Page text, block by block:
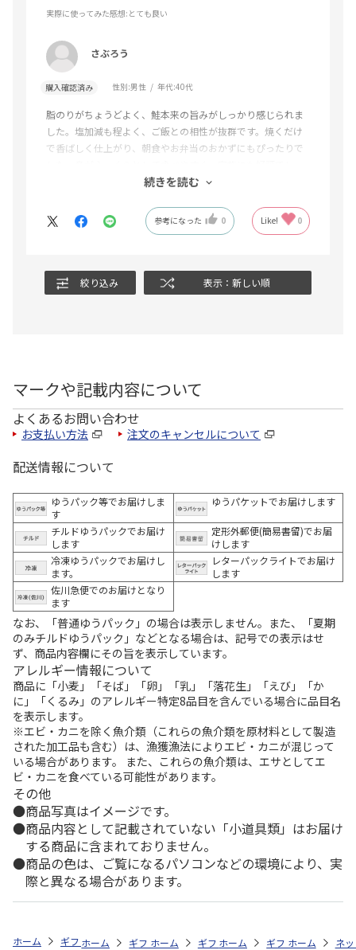
実際に使ってみた感想:とても良い
さぶろう
購入確認済み 性別:男性 年代:40代
脂のりがちょうどよく、鮭本来の旨みがしっかり感じられま
した。塩加減も程よく、ご飯との相性が抜群です。焼くだけ
で香ばしく仕上がり、朝食やお弁当のおかずにもぴったりで
た。また購入したいと思える満足度の高い商品です。
続きを読む
参考になった 0 Like! 0
絞り込み 表示：新しい順
マークや記載内容について
よくあるお問い合わせ
お支払い方法 注文のキャンセルについて
配送情報について
ゆうパック等でお届けしま
す
ゆうパケットでお届けします
チルドゆうパックでお届け
します
定形外郵便(簡易書留)でお届
けします
冷凍ゆうパックでお届けし
ます。
レターパックライトでお届け
します
佐川急便でのお届けとなり
ます
なお、「普通ゆうパック」の場合は表示しません。また、「夏期
のみチルドゆうパック」などとなる場合は、記号での表示はせ
ず、商品内容欄にその旨を表示しています。
アレルギー情報について
商品に「小麦」「そば」「卵」「乳」「落花生」「えび」「か
に」「くるみ」のアレルギー特定8品目を含んでいる場合に品目名
を表示します。
※エビ・カニを除く魚介類（これらの魚介類を原材料として製造
された加工品も含む）は、漁獲漁法によりエビ・カニが混じって
いる場合があります。 また、これらの魚介類は、エサとしてエ
ビ・カニを食べている可能性があります。
その他
商品写真はイメージです。
商品内容として記載されていない「小道具類」はお届け
する商品に含まれておりません。
商品の色は、ご覧になるパソコンなどの環境により、実
際と異なる場合があります。
ホーム ギフトストア お中元・夏ギフト特集 2026 うなぎ・魚・海鮮
ホーム ギフトストア お中元・夏ギフト特集 2026
ホーム ギフトストア お中元・夏ギフト
ホーム ギフトストア お
ホーム ネ